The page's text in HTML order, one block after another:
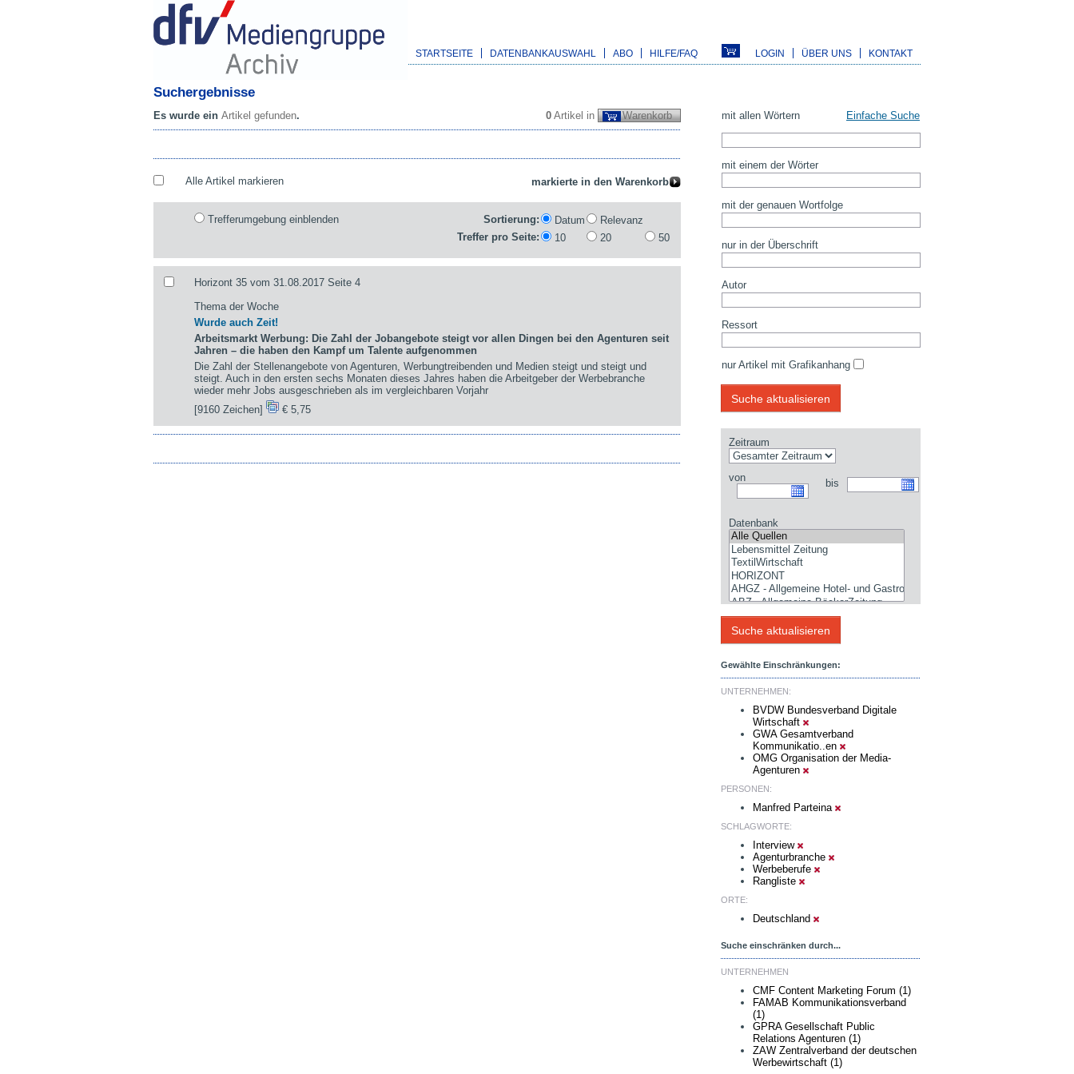
STARTSEITE DATENBANKAUSWAHL ABO HILFE/FAQ LOGIN ÜBER UNS KONTAKT
Suchergebnisse
0 Artikel in Warenkorb
Es wurde ein Artikel gefunden.
Alle Artikel markieren
Trefferumgebung einblenden Sortierung: Datum
Relevanz
Treffer pro Seite:
10 20 50
Horizont 35 vom 31.08.2017 Seite 4
Thema der Woche
Wurde auch Zeit!
Arbeitsmarkt Werbung: Die Zahl der Jobangebote steigt vor allen Dingen bei den Agenturen seit
Jahren – die haben den Kampf um Talente aufgenommen
Die Zahl der Stellenangebote von Agenturen, Werbungtreibenden und Medien steigt und steigt und
steigt. Auch in den ersten sechs Monaten dieses Jahres haben die Arbeitgeber der Werbebranche
wieder mehr Jobs ausgeschrieben als im vergleichbaren Vorjahr
[9160 Zeichen]
€ 5,75
mit allen Wörtern Einfache Suche
mit einem der Wörter
mit der genauen Wortfolge
nur in der Überschrift
Autor
Ressort
nur Artikel mit Grafikanhang
Zeitraum
von bis
Datenbank
Gewählte Einschränkungen:
UNTERNEHMEN:
BVDW Bundesverband Digitale
Wirtschaft
GWA Gesamtverband
Kommunikatio..en
OMG Organisation der Media-
Agenturen
PERSONEN:
Manfred Parteina
SCHLAGWORTE:
Interview
Agenturbranche
Werbeberufe
Rangliste
ORTE:
Deutschland
Suche einschränken durch...
UNTERNEHMEN
CMF Content Marketing Forum (1)
FAMAB Kommunikationsverband
(1)
GPRA Gesellschaft Public
Relations Agenturen (1)
ZAW Zentralverband der deutschen
Werbewirtschaft (1)